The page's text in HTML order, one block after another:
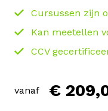
Cursussen zijn
Kan meetellen
CCV
vanaf €